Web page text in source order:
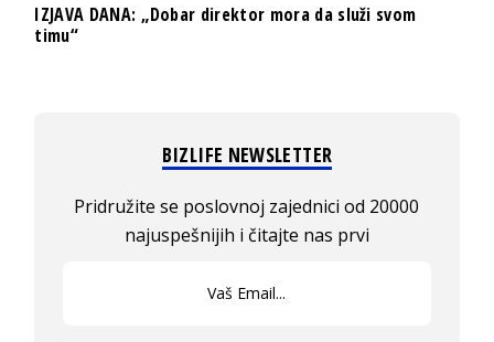
IZJAVA DANA: „Dobar direktor mora da služi svom
timu“
BIZLIFE NEWSLETTER
Pridružite se poslovnoj zajednici od 20000
najuspešnijih i čitajte nas prvi